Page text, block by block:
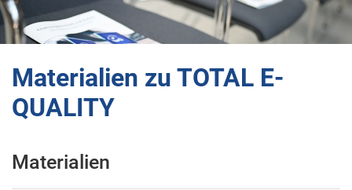
Materialien zu TOTAL E-
QUALITY
Materialien